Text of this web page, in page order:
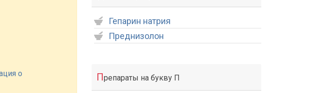
о
Гепарин натрия
Преднизолон
Препараты на букву П